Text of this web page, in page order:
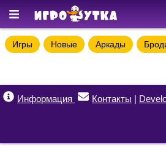
Игры Новые Аркады
Информация Контакты |